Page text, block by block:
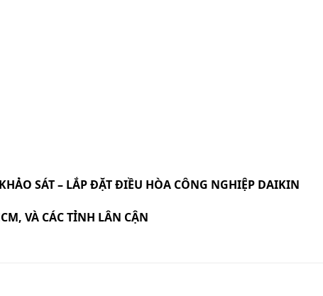
SÁT – LẮP ĐẶT ĐIỀU HÒA CÔNG NGHIỆP DAIKIN
VÀ CÁC TỈNH LÂN CẬN